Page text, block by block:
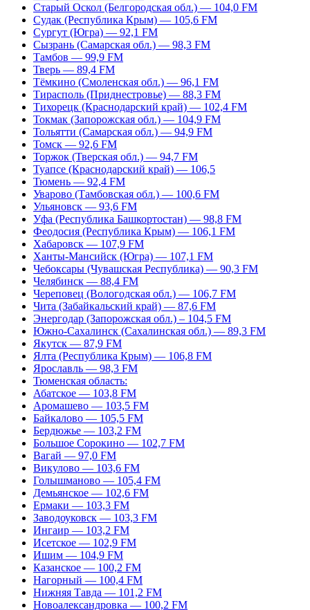
Старый Оскол (Белгородская обл.) — 104,0 FM
Судак (Республика Крым) — 105,6 FM
Сургут (Югра) — 92,1 FM
Сызрань (Самарская обл.) — 98,3 FM
Тамбов — 99,9 FM
Тверь — 89,4 FM
Тёмкино (Смоленская обл.) — 96,1 FM
Тирасполь (Приднестровье) — 88,3 FM
Тихорецк (Краснодарский край) — 102,4 FM
Токмак (Запорожская обл.) — 104,9 FM
Тольятти (Самарская обл.) — 94,9 FM
Томск — 92,6 FM
Торжок (Тверская обл.) — 94,7 FM
Туапсе (Краснодарский край) — 106,5
Тюмень — 92,4 FM
Уварово (Тамбовская обл.) — 100,6 FM
Ульяновск — 93,6 FM
Уфа (Республика Башкортостан) — 98,8 FM
Феодосия (Республика Крым) — 106,1 FM
Хабаровск — 107,9 FM
Ханты-Мансийск (Югра) — 107,1 FM
Чебоксары (Чувашская Республика) — 90,3 FM
Челябинск — 88,4 FM
Череповец (Вологодская обл.) — 106,7 FM
Чита (Забайкальский край) — 87,6 FM
Энергодар (Запорожская обл.) – 104,5 FM
Южно-Сахалинск (Сахалинская обл.) — 89,3 FM
Якутск — 87,9 FM
Ялта (Республика Крым) — 106,8 FM
Ярославль — 98,3 FM
Тюменская область:
Абатское — 103,8 FM
Аромашево — 103,5 FM
Байкалово — 105,5 FM
Бердюжье — 103,2 FM
Большое Сорокино — 102,7 FM
Вагай — 97,0 FM
Викулово — 103,6 FM
Голышманово — 105,4 FM
Демьянское — 102,6 FM
Ермаки — 103,3 FM
Заводоуковск — 103,3 FM
Ингаир — 103,2 FM
Исетское — 102,9 FM
Ишим — 104,9 FM
Казанское — 100,2 FM
Нагорный — 100,4 FM
Нижняя Тавда — 101,2 FM
Новоалександровка — 100,2 FM